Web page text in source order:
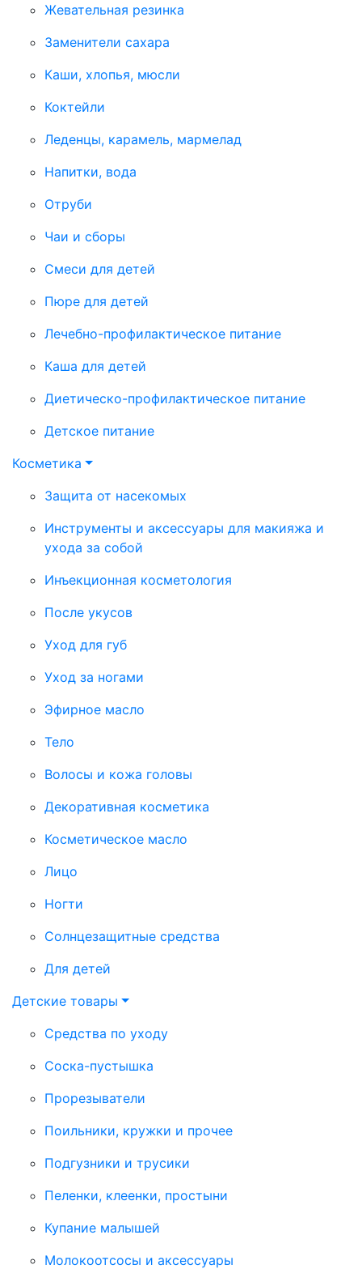
Жевательная резинка
Заменители сахара
Каши, хлопья, мюсли
Коктейли
Леденцы, карамель, мармелад
Напитки, вода
Отруби
Чаи и сборы
Смеси для детей
Пюре для детей
Лечебно-профилактическое питание
Каша для детей
Диетическо-профилактическое питание
Детское питание
Косметика
Защита от насекомых
Инструменты и аксессуары для макияжа и
ухода за собой
Инъекционная косметология
После укусов
Уход для губ
Уход за ногами
Эфирное масло
Тело
Волосы и кожа головы
Декоративная косметика
Косметическое масло
Лицо
Ногти
Солнцезащитные средства
Для детей
Детские товары
Средства по уходу
Соска-пустышка
Прорезыватели
Поильники, кружки и прочее
Подгузники и трусики
Пеленки, клеенки, простыни
Купание малышей
Молокоотсосы и аксессуары